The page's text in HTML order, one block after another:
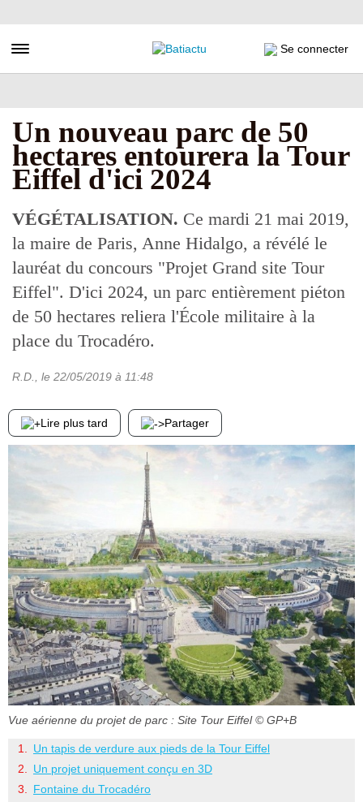
au
principal
Toggle navigation Se connecter
Un nouveau parc de 50
hectares entourera la Tour
Eiffel d'ici 2024
VÉGÉTALISATION. Ce mardi 21 mai 2019,
la maire de Paris, Anne Hidalgo, a révélé le
lauréat du concours "Projet Grand site Tour
Eiffel". D'ici 2024, un parc entièrement piéton
de 50 hectares reliera l'École militaire à la
place du Trocadéro.
R.D. , le 22/05/2019 à 11:48
Lire plus tard Partager
Vue aérienne du projet de parc : Site Tour Eiffel© GP+B
Un tapis de verdure aux pieds de la Tour Eiffel
Un projet uniquement conçu en 3D
Fontaine du Trocadéro